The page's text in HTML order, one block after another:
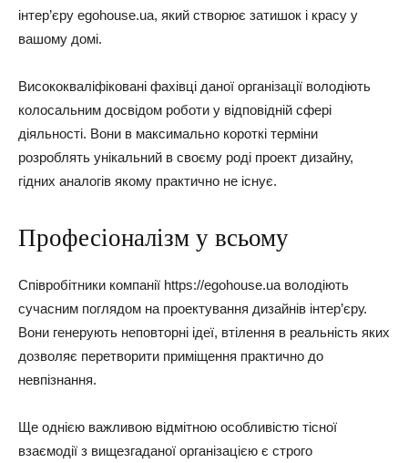
інтер’єру egohouse.ua, який створює затишок і красу у
вашому домі.
Висококваліфіковані фахівці даної організації володіють
колосальним досвідом роботи у відповідній сфері
діяльності. Вони в максимально короткі терміни
розроблять унікальний в своєму роді проект дизайну,
гідних аналогів якому практично не існує.
Професіоналізм у всьому
Співробітники компанії https://egohouse.ua володіють
сучасним поглядом на проектування дизайнів інтер’єру.
Вони генерують неповторні ідеї, втілення в реальність яких
дозволяє перетворити приміщення практично до
невпізнання.
Ще однією важливою відмітною особливістю тісної
взаємодії з вищезгаданої організацією є строго